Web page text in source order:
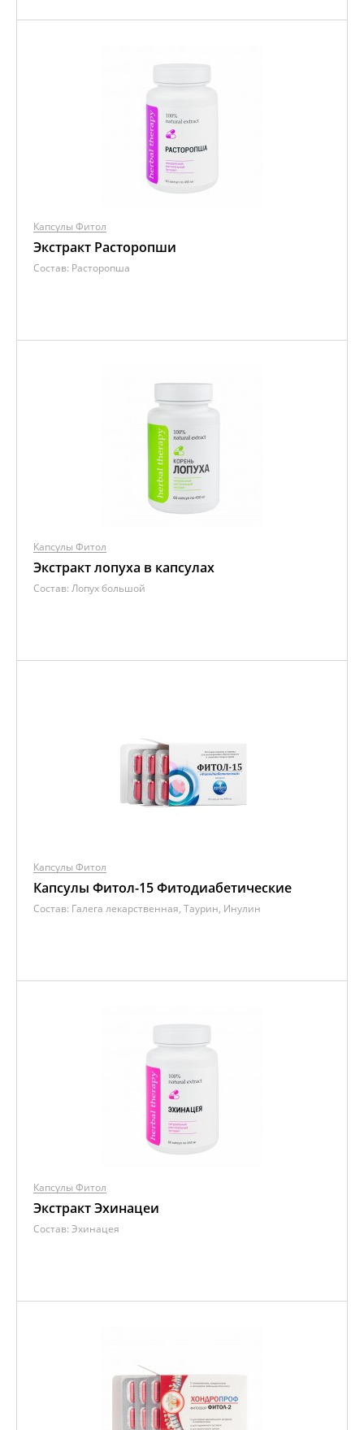
Капсулы Фитол
Экстракт Расторопши
Состав: Расторопша
Капсулы Фитол
Экстракт лопуха в капсулах
Состав: Лопух большой
Капсулы Фитол
Капсулы Фитол-15 Фитодиабетические
Состав: Галега лекарственная, Таурин, Инулин
Капсулы Фитол
Экстракт Эхинацеи
Состав: Эхинацея